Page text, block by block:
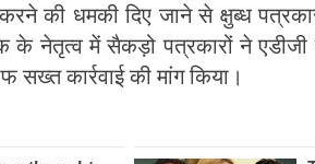
की धमकी दिए जाने से क्षुब्ध
नेतृत्व में सैकड़ो पत्रकारों ने एडीजी
कार्रवाई की मांग किया।